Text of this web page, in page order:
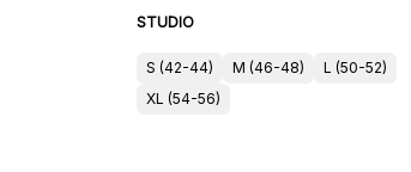
STUDIO
S (42-44) M (46-48)
L (50-52)
XL (54-56)